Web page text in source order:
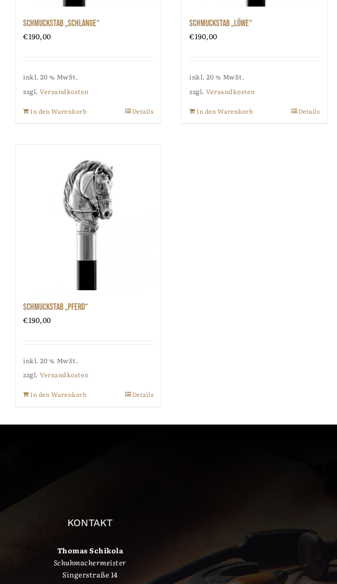
Schmuckstab „Schlange“
€190,00
inkl. 20 % MwSt.
zzgl. Versandkosten
In den Warenkorb Details
Schmuckstab „Löwe“
€190,00
inkl. 20 % MwSt.
zzgl. Versandkosten
In den Warenkorb Details
Schmuckstab „Pferd“
€190,00
inkl. 20 % MwSt.
zzgl. Versandkosten
In den Warenkorb Details
KONTAKT
Thomas Schikola
Schuhmachermeister
Singerstraße 14